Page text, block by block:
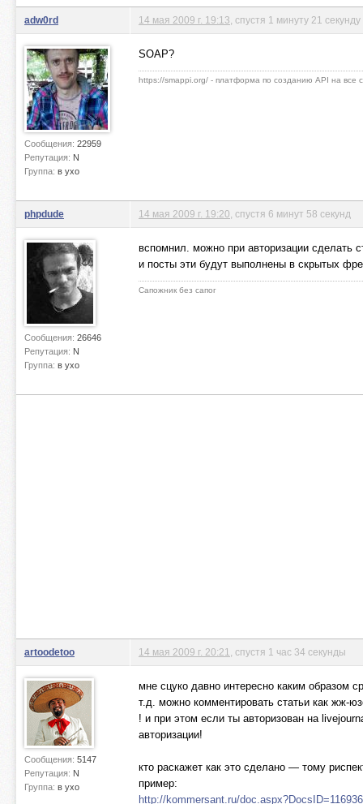
adw0rd
Сообщения: 22959
Репутация: N
Группа: в ухо
14 мая 2009 г. 19:13 , спустя 1 минуту 21 секунду
SOAP?
https://smappi.org/ - платформа по созданию API на все
phpdude
Сообщения: 26646
Репутация: N
Группа: в ухо
14 мая 2009 г. 19:20 , спустя 6 минут 58 секунд
вспомнил. можно при авторизации сделать
и посты эти будут выполнены в скрытых
Сапожник без сапог
artoodetoo
Сообщения: 5147
Репутация: N
Группа: в ухо
14 мая 2009 г. 20:21 , спустя 1 час 34 секунды
мне сцуко давно интересно каким
т.д. можно комментировать статьи как жж-
! и при этом если ты авторизован на
авторизации!
кто раскажет как это сделано — тому
пример:
http://kommersant.ru/